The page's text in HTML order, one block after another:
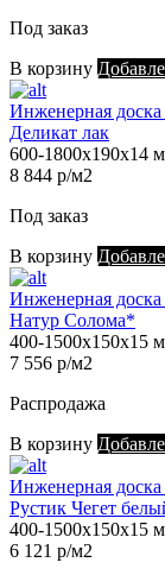
Под заказ
В корзину
Инженерная
Деликат лак
600-1800х190х14
8 844 р/м2
Под заказ
В корзину
Инженерная
Натур Солома*
400-1500х150х15
7 556 р/м2
Распродажа
В корзину
Инженерная
Рустик Чегет
400-1500х150х15
6 121 р/м2